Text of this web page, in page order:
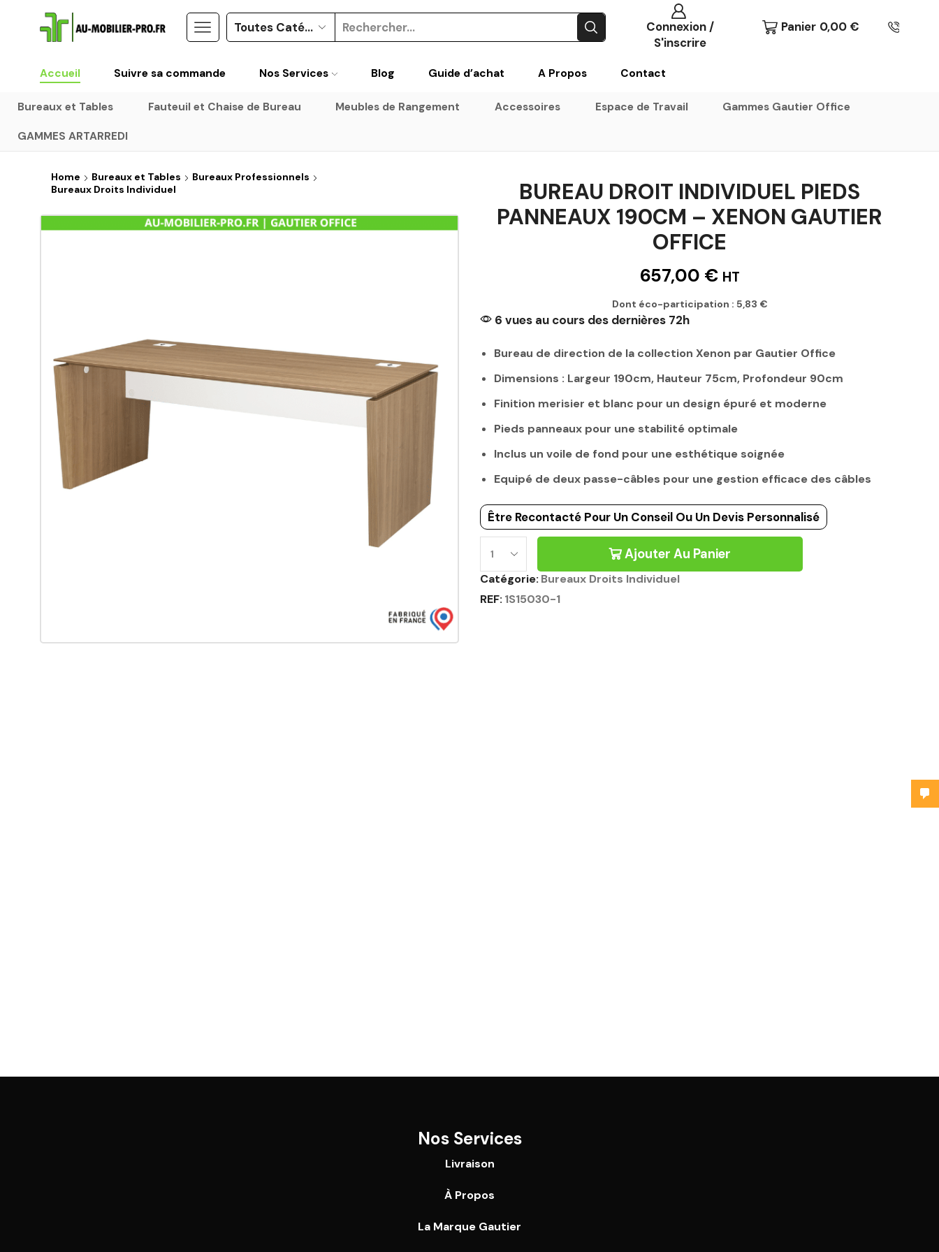
Connexion /
S'inscrire
Panier 0,00 €
Accueil Suivre sa commande Nos Services Blog Guide d’achat A Propos Contact
Bureaux et Tables Fauteuil et Chaise de Bureau Meubles de Rangement Accessoires Espace de Travail Gammes Gautier Office
GAMMES ARTARREDI
Home Bureaux et Tables
Bureaux Professionnels
Bureaux Droits Individuel
BUREAU DROIT INDIVIDUEL PIEDS
PANNEAUX 190CM – XENON GAUTIER
OFFICE
657,00 € HT
Dont éco-participation : 5,83 €
6 vues au cours des dernières 72h
Bureau de direction de la collection Xenon par Gautier Office
Dimensions : Largeur 190cm, Hauteur 75cm, Profondeur 90cm
Finition merisier et blanc pour un design épuré et moderne
Pieds panneaux pour une stabilité optimale
Inclus un voile de fond pour une esthétique soignée
Equipé de deux passe-câbles pour une gestion efficace des câbles
Être Recontacté Pour Un Conseil Ou Un Devis Personnalisé
Ajouter Au Panier
Catégorie: Bureaux Droits Individuel
REF: 1S15030-1
Nos Services
Livraison
À Propos
La Marque Gautier